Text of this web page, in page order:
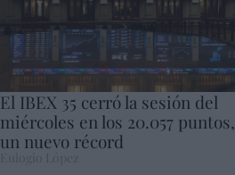
El IBEX 35 cerró la sesión del
miércoles en los 20.057 puntos,
un nuevo récord